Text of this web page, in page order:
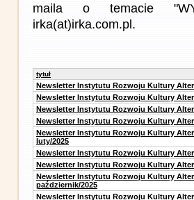
maila o temacie
irka(at)irka.com.pl.
tytuł
Newsletter Instytutu Rozwoju Kultury
Newsletter Instytutu Rozwoju Kultury
Newsletter Instytutu Rozwoju Kultury
Newsletter Instytutu Rozwoju Kultury
Newsletter Instytutu Rozwoju Kultury
luty/2025
Newsletter Instytutu Rozwoju Kultury
Newsletter Instytutu Rozwoju Kultury
Newsletter Instytutu Rozwoju Kultury
październik/2025
Newsletter Instytutu Rozwoju Kultury